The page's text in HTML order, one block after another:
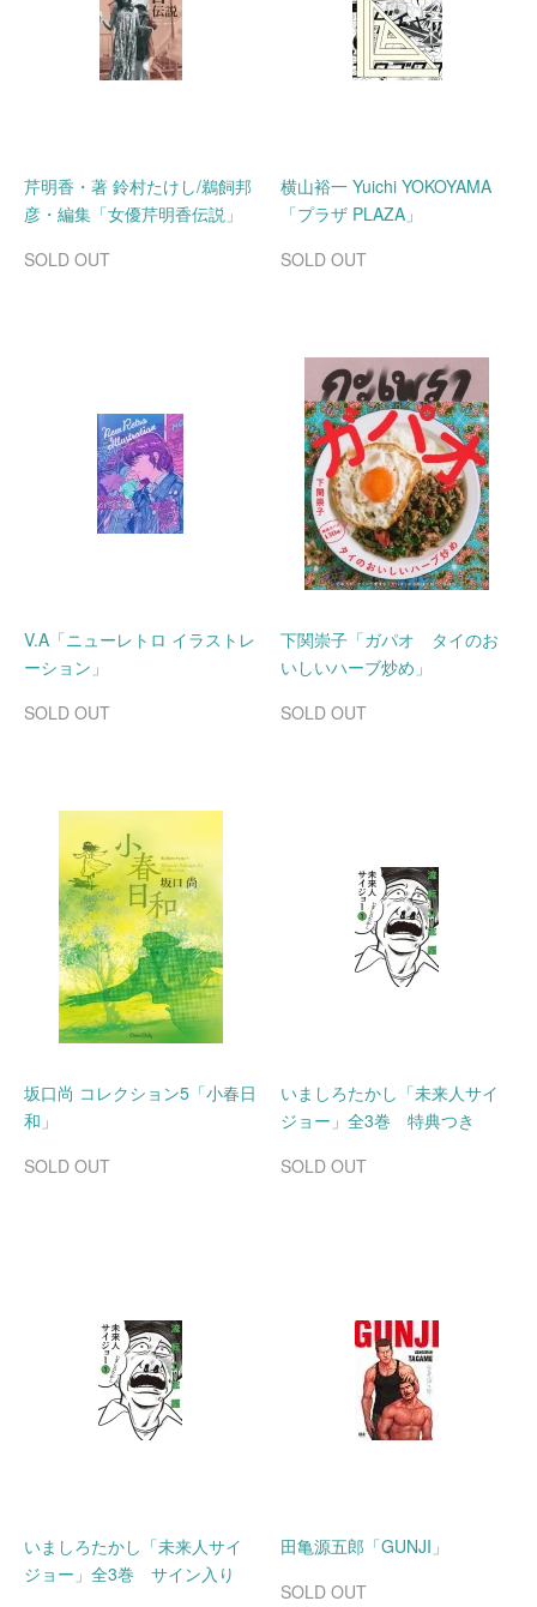
芹明香・著 鈴村たけし/鵜飼邦
彦・編集「女優芹明香伝説」
SOLD OUT
横山裕一 Yuichi YOKOYAMA
「プラザ PLAZA」
SOLD OUT
V.A「ニューレトロ イラストレ
ーション」
SOLD OUT
下関崇子「ガパオ タイのお
いしいハーブ炒め」
SOLD OUT
坂口尚 コレクション5「小春日
和」
SOLD OUT
いましろたかし「未来人サイ
ジョー」全3巻 特典つき
SOLD OUT
いましろたかし「未来人サイ
ジョー」全3巻 サイン入り
田亀源五郎「GUNJI」
SOLD OUT